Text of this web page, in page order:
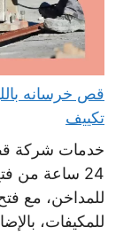
تكييف
خدمات شركة
24 ساعة من
للمداخن، مع
للمكيفات،